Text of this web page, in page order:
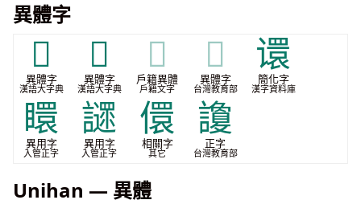
異體字
𧭦
異體字
漢語大字典
𧭴
異體字
漢語大字典
𧭴
戶籍異體
戶籍文字
𧭴
異體字
台灣教育部
𫍽
簡化字
漢字資料庫
䁵
異用字
入管正字
䜚
異用字
入管正字
儇
相關字
其它
讂
正字
台灣教育部
Unihan — 異體